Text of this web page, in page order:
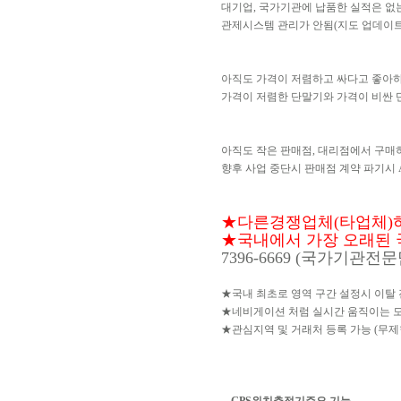
대기업, 국가기관에 납품한 실적은 없
관제시스템 관리가 안됨(지도 업데이
아직도 가격이 저렴하고 싸다고 좋아
가격이 저렴한 단말기와 가격이 비싼
아직도 작은 판매점, 대리점에서 구매
향후 사업 중단시 판매점 계약 파기시
★다른경쟁업체(타업체)
★국내에서 가장 오래된
7396-6669 (국가기관전
★국내 최초로 영역 구간 설정시 이탈
★네비게이션 처럼 실시간 움직이는
★관심지역 및 거래처 등록 가능 (무